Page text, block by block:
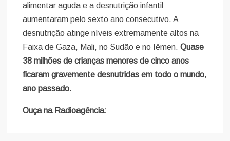
alimentar aguda e a desnutrição infantil
aumentaram pelo sexto ano consecutivo. A
desnutrição atinge níveis extremamente altos na
Faixa de Gaza, Mali, no Sudão e no Iêmen.Quase
38 milhões de crianças menores de cinco anos
ficaram gravemente desnutridas em todo o mundo,
ano passado.
Ouça na Radioagência: